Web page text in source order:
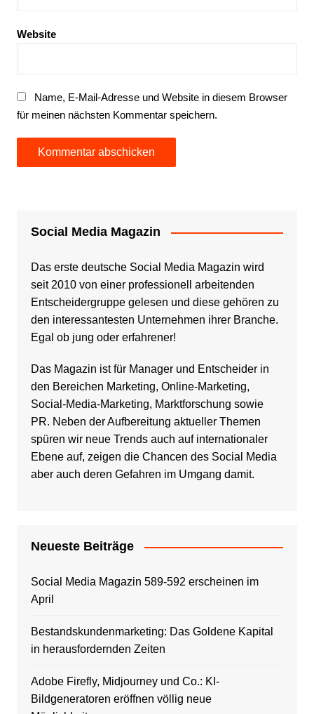
Website
Name, E-Mail-Adresse und Website in diesem Browser
für meinen nächsten Kommentar speichern.
Social Media Magazin
Das erste deutsche Social Media Magazin wird
seit 2010 von einer professionell arbeitenden
Entscheidergruppe gelesen und diese gehören zu
den interessantesten Unternehmen ihrer Branche.
Egal ob jung oder erfahrener!
Das Magazin ist für Manager und Entscheider in
den Bereichen Marketing, Online-Marketing,
Social-Media-Marketing, Marktforschung sowie
PR. Neben der Aufbereitung aktueller Themen
spüren wir neue Trends auch auf internationaler
Ebene auf, zeigen die Chancen des Social Media
aber auch deren Gefahren im Umgang damit.
Neueste Beiträge
Social Media Magazin 589-592 erscheinen im
April
Bestandskundenmarketing: Das Goldene Kapital
in herausfordernden Zeiten
Adobe Firefly, Midjourney und Co.: KI-
Bildgeneratoren eröffnen völlig neue